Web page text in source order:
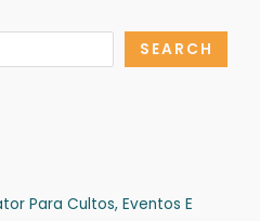
SEARCH
Para Cultos, Eventos E